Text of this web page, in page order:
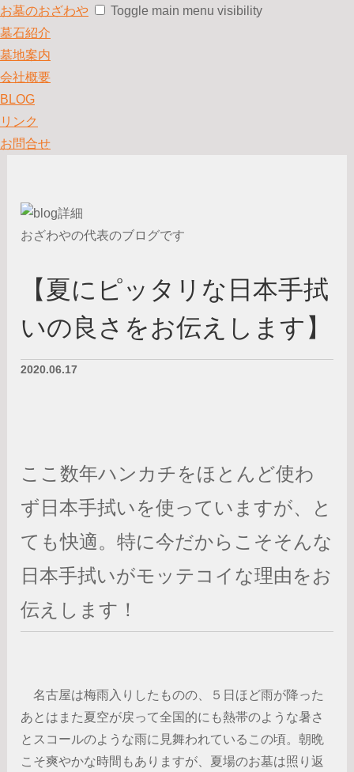
お墓のおざわや
Toggle main menu visibility
墓石紹介
墓地案内
会社概要
BLOG
リンク
お問合せ
おざわやの代表のブログです
【夏にピッタリな日本手拭
いの良さをお伝えします】
2020.06.17
ここ数年ハンカチをほとんど使わ
ず日本手拭いを使っていますが、と
ても快適。特に今だからこそそんな
日本手拭いがモッテコイな理由をお
伝えします！
名古屋は梅雨入りしたものの、５日ほど雨が降った
あとはまた夏空が戻って全国的にも熱帯のような暑さ
とスコールのような雨に見舞われているこの頃。朝晩
こそ爽やかな時間もありますが、夏場のお墓は照り返